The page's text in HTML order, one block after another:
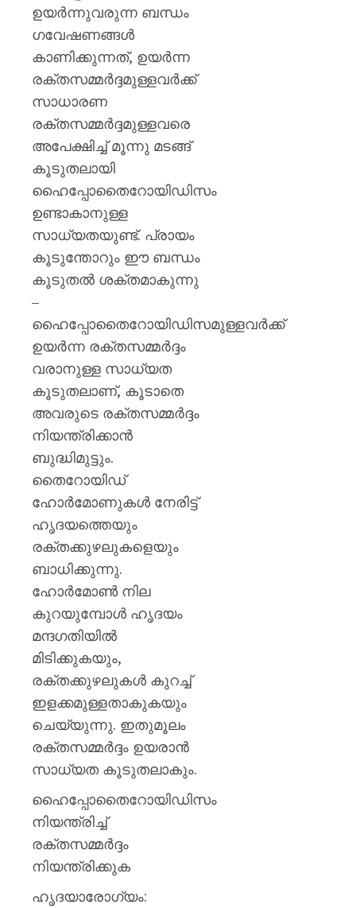
ഉയർന്നുവരുന്ന ബന്ധം
ഗവേഷണങ്ങൾ
കാണിക്കുന്നത്, ഉയർന്ന
രക്തസമ്മർദ്ദമുള്ളവർക്ക്
സാധാരണ
രക്തസമ്മർദ്ദമുള്ളവരെ
അപേക്ഷിച്ച് മൂന്നു മടങ്ങ്
കൂടുതലായി
ഹൈപ്പോതൈറോയിഡിസം
ഉണ്ടാകാനുള്ള
സാധ്യതയുണ്ട്. പ്രായം
കൂടുന്തോറും ഈ ബന്ധം
കൂടുതൽ ശക്തമാകുന്നു
–
ഹൈപ്പോതൈറോയിഡിസമുള്ളവർക്ക്
ഉയർന്ന രക്തസമ്മർദ്ദം
വരാനുള്ള സാധ്യത
കൂടുതലാണ്, കൂടാതെ
അവരുടെ രക്തസമ്മർദ്ദം
നിയന്ത്രിക്കാൻ
ബുദ്ധിമുട്ടും.
തൈറോയിഡ്
ഹോർമോണുകൾ നേരിട്ട്
ഹൃദയത്തെയും
രക്തക്കുഴലുകളെയും
ബാധിക്കുന്നു.
ഹോർമോൺ നില
കുറയുമ്പോൾ ഹൃദയം
മന്ദഗതിയിൽ
മിടിക്കുകയും,
രക്തക്കുഴലുകൾ കുറച്ച്
ഇളക്കമുള്ളതാകുകയും
ചെയ്യുന്നു. ഇതുമൂലം
രക്തസമ്മർദ്ദം ഉയരാൻ
സാധ്യത കൂടുതലാകും.
ഹൈപ്പോതൈറോയിഡിസം
നിയന്ത്രിച്ച്
രക്തസമ്മർദ്ദം
നിയന്ത്രിക്കുക
ഹൃദയാരോഗ്യം: